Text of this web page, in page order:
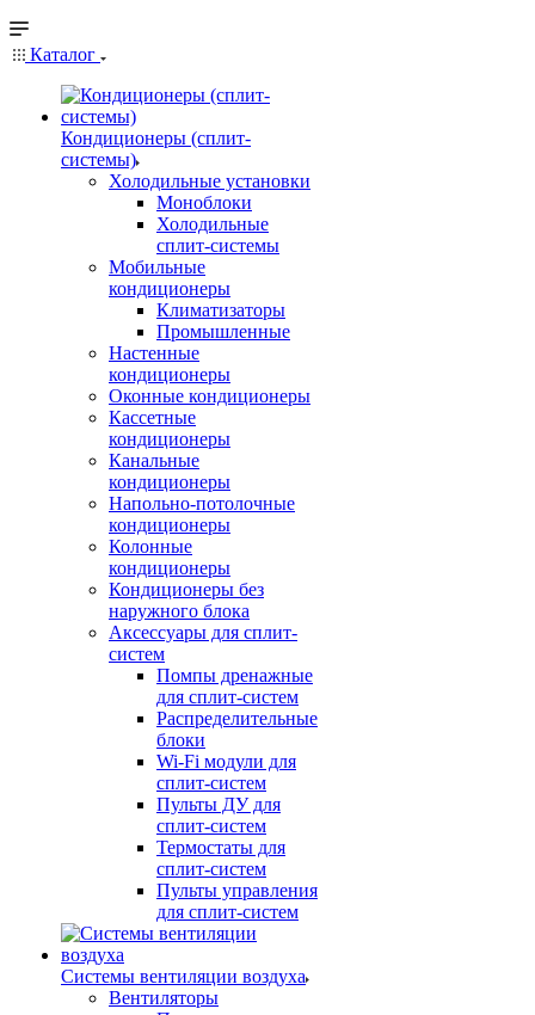
Каталог
Кондиционеры (сплит-
системы)
Холодильные установки
Моноблоки
Холодильные
сплит-системы
Мобильные
кондиционеры
Климатизаторы
Промышленные
Настенные
кондиционеры
Оконные кондиционеры
Кассетные
кондиционеры
Канальные
кондиционеры
Напольно-потолочные
кондиционеры
Колонные
кондиционеры
Кондиционеры без
наружного блока
Аксессуары для сплит-
систем
Помпы дренажные
для сплит-систем
Распределительные
блоки
Wi-Fi модули для
сплит-систем
Пульты ДУ для
сплит-систем
Термостаты для
сплит-систем
Пульты управления
для сплит-систем
Системы вентиляции воздуха
Вентиляторы